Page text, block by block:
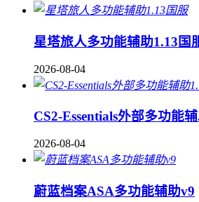
星塔旅人多功能辅助1.13国
2026-08-04
CS2-Essentials外部多功能
2026-08-04
蔚蓝档案ASA多功能辅助v9